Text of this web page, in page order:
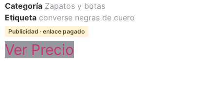
Categoría Zapatos y botas
Etiqueta converse negras de cuero
Publicidad · enlace pagado
Ver Precio